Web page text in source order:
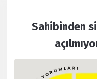
Sahibinden